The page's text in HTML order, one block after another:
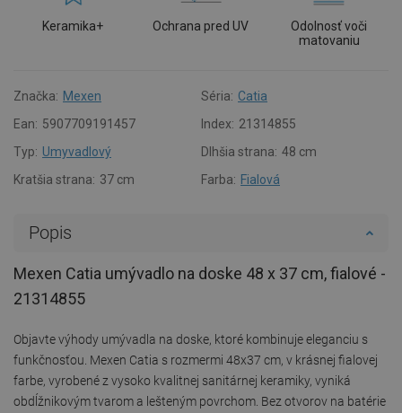
Keramika+ Ochrana pred UV
Odolnosť voči
matovaniu
Značka: Mexen Séria: Catia
Ean: 5907709191457 Index: 21314855
Typ: Umyvadlový Dlhšia strana: 48 cm
Kratšia strana: 37 cm Farba: Fialová
Popis
Mexen Catia umývadlo na doske 48 x 37 cm, fialové -
21314855
Objavte výhody umývadla na doske, ktoré kombinuje eleganciu s
funkčnosťou. Mexen Catia s rozmermi 48x37 cm, v krásnej fialovej
farbe, vyrobené z vysoko kvalitnej sanitárnej keramiky, vyniká
obdĺžnikovým tvarom a lešteným povrchom. Bez otvorov na batérie